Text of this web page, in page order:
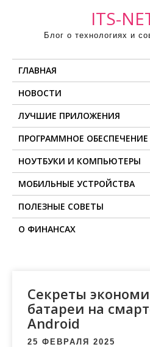
ITS-
Блог о технологиях и
ГЛАВНАЯ
НОВОСТИ
ЛУЧШИЕ ПРИЛОЖЕНИЯ
ПРОГРАММНОЕ ОБЕСПЕЧЕНИЕ
НОУТБУКИ И КОМПЬЮТЕРЫ
МОБИЛЬНЫЕ УСТРОЙСТВА
ПОЛЕЗНЫЕ СОВЕТЫ
О ФИНАНСАХ
Секреты
батареи на
Android
25 ФЕВРАЛЯ 2025